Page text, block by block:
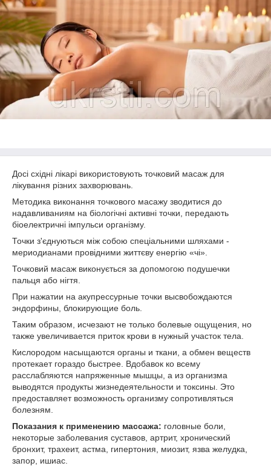
Досі східні лікарі використовують точковий масаж для
лікування різних захворювань.
Методика виконання точкового масажу зводитися до
надавливаниям на біологічні активні точки, передають
біоелектричні імпульси організму.
Точки з'єднуються між собою спеціальними шляхами -
мериодианами провідними життєву енергію «чі».
Точковий масаж виконується за допомогою подушечки
пальця або нігтя.
При нажатии на акупрессурные точки высвобождаются
эндорфины, блокирующие боль.
Таким образом, исчезают не только болевые ощущения, но
также увеличивается приток крови в нужный участок тела.
Кислородом насыщаются органы и ткани, а обмен веществ
протекает гораздо быстрее. Вдобавок ко всему
расслабляются напряженные мышцы, а из организма
выводятся продукты жизнедеятельности и токсины. Это
предоставляет возможность организму сопротивляться
болезням.
Показания к применению массажа: головные боли,
некоторые заболевания суставов, артрит, хронический
бронхит, трахеит, астма, гипертония, миозит, язва желудка,
запор, ишиас.